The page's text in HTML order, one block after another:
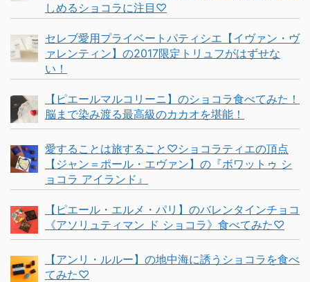
しめるショコラに注目♡
セレブ愛用プライベートパティシエ【イヴァン・ヴ
ァレンティン】の2017限定トリュフがはずせな
い！
【ピエールマルコリーニ】のショコラ食べてみた！
脳まで染み渡る最高級のカカオを堪能！
愛することは旅すること♡ショコラティエの頂点
【ジャン＝ポール・エヴァン】の『ボワットゥ シ
ョコラ アイランド』
【ピエール・エルメ・パリ】のバレンタインチョコ
《アソリュティマン ド ショコラ》食べてみた♡
【アンリ・ルルー】の地中海に誘うショコラを食べ
てみた♡